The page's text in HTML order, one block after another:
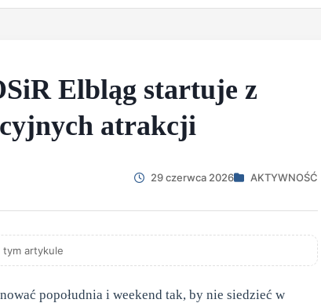
Elbląg startuje z
atrakcji
29 czerwca 2026 AKTYWNOŚĆ
tym artykule
popołudnia i weekend tak, by nie siedzieć w